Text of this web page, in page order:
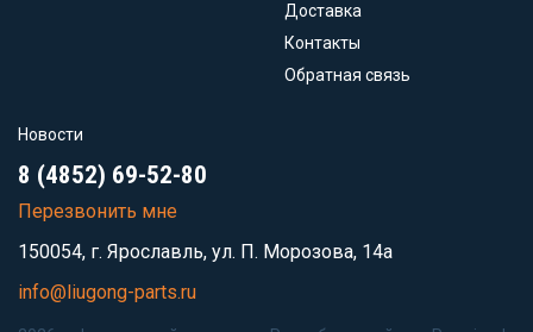
Доставка
Контакты
Обратная связь
Новости
8 (4852) 69-52-80
Перезвонить мне
150054, г. Ярославль, ул. П. Морозова, 14а
info@liugong-parts.ru